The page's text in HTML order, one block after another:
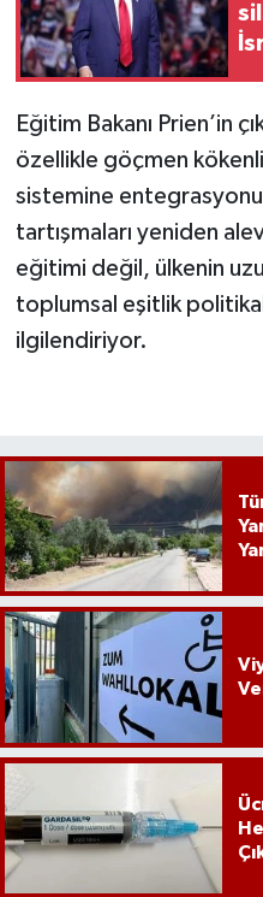
Eğitim Bakanı Prien’in
özellikle göçmen
sistemine
tartışmaları yeniden
eğitimi değil, ülkenin
toplumsal eşitlik
ilgilendiriyor.